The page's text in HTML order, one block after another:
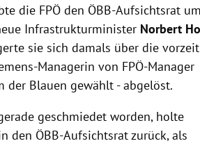
die FPÖ den ÖBB-Aufsichtsrat
Infrastrukturminister Norbert
sie sich damals über die
Managerin von FPÖ-Manager
der Blauen gewählt - abgelöst.
geschmiedet worden, holte
den ÖBB-Aufsichtsrat zurück, als